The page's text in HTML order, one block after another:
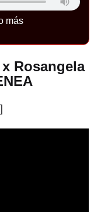
más
Rosangela